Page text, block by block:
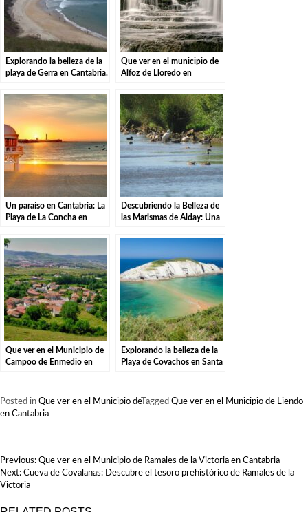
Explorando la belleza de la
playa de Gerra en Cantabria.
Que ver en el municipio de
Alfoz de Lloredo en
Un paraíso en Cantabria: La
Playa de La Concha en
Descubriendo la Belleza de
las Marismas de Alday: Una
Natural
Que ver en el Municipio de
Campoo de Enmedio en
Explorando la belleza de la
Playa de Covachos en Santa
Posted in Que ver en el Municipio deTagged Que ver en el Municipio de Liendo
en Cantabria
NAVEGACIÓN
DE
ENTRADAS
Previous: Que ver en el Municipio de Ramales de la Victoria en Cantabria
Next: Cueva de Covalanas: Descubre el tesoro prehistórico de Ramales de la
Victoria